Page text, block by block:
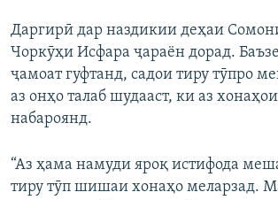
Даргирӣ дар наздикии деҳаи
Чоркӯҳи Исфара ҷараён дорад.
ҷамоат гуфтанд, садои тиру тӯпро
аз онҳо талаб шудааст, ки аз
набароянд.
“Аз ҳама намуди яроқ истифода
тиру тӯп шишаи хонаҳо меларзад.